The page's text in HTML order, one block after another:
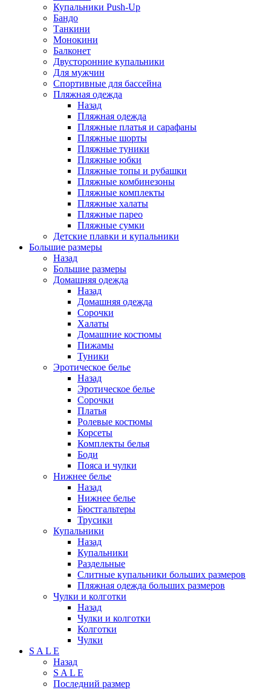
Купальники Push-Up
Бандо
Танкини
Монокини
Балконет
Двусторонние купальники
Для мужчин
Спортивные для бассейна
Пляжная одежда
Назад
Пляжная одежда
Пляжные платья и сарафаны
Пляжные шорты
Пляжные туники
Пляжные юбки
Пляжные топы и рубашки
Пляжные комбинезоны
Пляжные комплекты
Пляжные халаты
Пляжные парео
Пляжные сумки
Детские плавки и купальники
Большие размеры
Назад
Большие размеры
Домашняя одежда
Назад
Домашняя одежда
Сорочки
Халаты
Домашние костюмы
Пижамы
Туники
Эротическое белье
Назад
Эротическое белье
Сорочки
Платья
Ролевые костюмы
Корсеты
Комплекты белья
Боди
Пояса и чулки
Нижнее белье
Назад
Нижнее белье
Бюстгальтеры
Трусики
Купальники
Назад
Купальники
Раздельные
Слитные купальники больших размеров
Пляжная одежда больших размеров
Чулки и колготки
Назад
Чулки и колготки
Колготки
Чулки
S A L E
Назад
S A L E
Последний размер